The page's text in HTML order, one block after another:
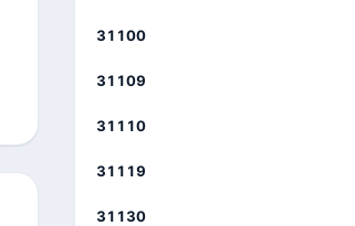
31100
31109
31110
31119
31130